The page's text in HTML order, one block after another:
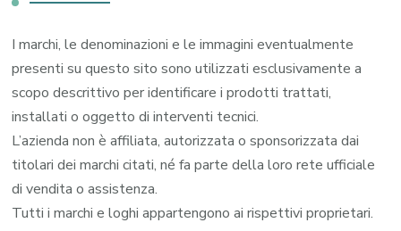
I marchi, le denominazioni e le immagini eventualmente
presenti su questo sito sono utilizzati esclusivamente a
scopo descrittivo per identificare i prodotti trattati,
installati o oggetto di interventi tecnici.
L’azienda non è affiliata, autorizzata o sponsorizzata dai
titolari dei marchi citati, né fa parte della loro rete ufficiale
di vendita o assistenza.
Tutti i marchi e loghi appartengono ai rispettivi proprietari.